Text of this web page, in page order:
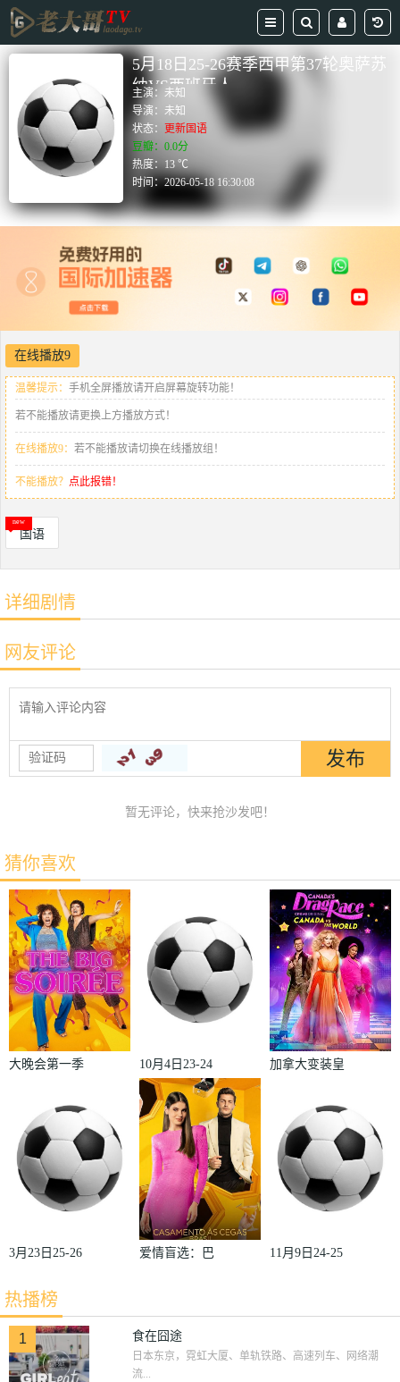
5月18日25-26赛季西甲第37轮奥萨苏
纳VS西班牙人
主演： 未知
导演：未知
状态： 更新国语
豆瓣：0.0分
热度：13 ℃
时间：2026-05-18 16:30:08
在线播放9
温馨提示： 手机全屏播放请开启屏幕旋转功能！
若不能播放请更换上方播放方式！
在线播放9： 若不能播放请切换在线播放组！
不能播放？ 点此报错！
国语
详细剧情
网友评论
暂无评论，快来抢沙发吧！
猜你喜欢
大晚会第一季
10月4日23-24
赛季欧冠小组
赛第2轮那不
勒斯VS皇家
马德里
加拿大变装皇
对阵世界
2022
3月23日25-26
轮雷恩VS梅
斯
爱情盲选：巴
11月9日24-25
利
热播榜
1 食在囧途
日本东京，霓虹大厦、单轨铁路、高速列车、网络潮
流...